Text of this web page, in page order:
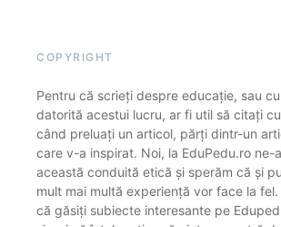
COPYRIGHT
Pentru că scrieți despre educație, sau
datorită acestui lucru, ar fi util să citați
când preluați un articol, părți dintr-un
care v-a inspirat. Noi, la EduPedu.ro ne-
această conduită etică și sperăm că și
mult mai multă experiență vor face la
că găsiți subiecte interesante pe